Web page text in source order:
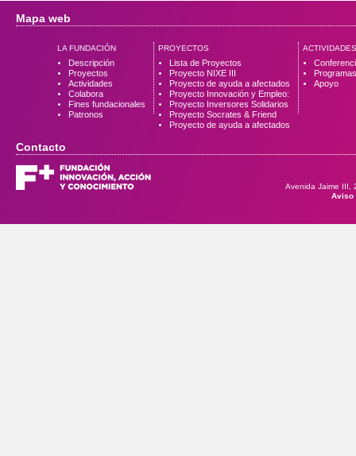
Mapa web
LA FUNDACIÓN
Descripción
Proyectos
Actividades
Colabora
Fines fundacionales
Patronos
PROYECTOS
Lista de Proyectos
Proyecto NIXE III
Proyecto de ayuda a afectados
Proyecto Innovación y Empleo:
Proyecto Inversores Solidarios
Proyecto Socrates & Friend
Proyecto de ayuda a afectados
ACTIVIDADES
Programas
Apoyo
Contacto
Avenida Jaime III,
Aviso